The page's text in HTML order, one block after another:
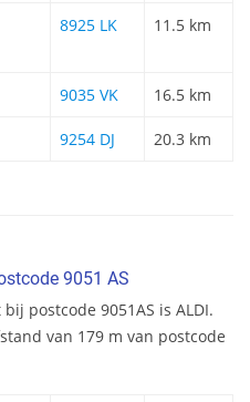
8925 LK 11.5 km
9035 VK 16.5 km
9254 DJ 20.3 km
9051 AS
postcode 9051AS is ALDI.
van 179 m van postcode